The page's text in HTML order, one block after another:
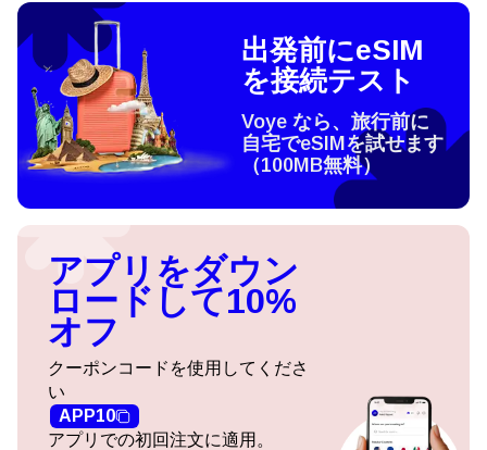
出発前にeSIM
を接続テスト
Voye なら、旅行前に
自宅でeSIMを試せます
（100MB無料）
アプリをダウン
ロードして10%
オフ
クーポンコードを使用してくださ
い
APP10
アプリでの初回注文に適用。